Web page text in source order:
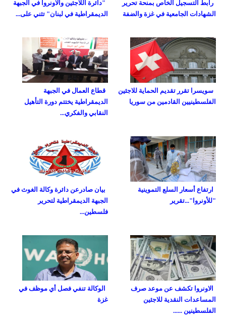
"دائرة اللاجئين والاونروا في الجبهة
الديمقراطية في لبنان" تثني على...
رابط التسجيل الخاص بمنحة تحرير
الشهادات الجامعية في غزة والضفة
قطاع العمال في الجبهة
الديمقراطية يختتم دورة التأهيل
النقابي والفكري...
سويسرا تقرر تقديم الحماية للاجئين
الفلسطينيين القادمين من سوريا
بيان صادرعن دائرة وكالة الغوث في
الجبهة الديمقراطية لتحرير
فلسطين...
ارتفاع أسعار السلع التموينية
"للأونروا"...تقرير
الوكالة تنفي فصل أي موظف في
غزة
الاونروا تكشف عن موعد صرف
المساعدات النقدية للاجئين
الفلسطينين ......